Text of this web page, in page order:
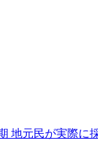
地元民が実際に